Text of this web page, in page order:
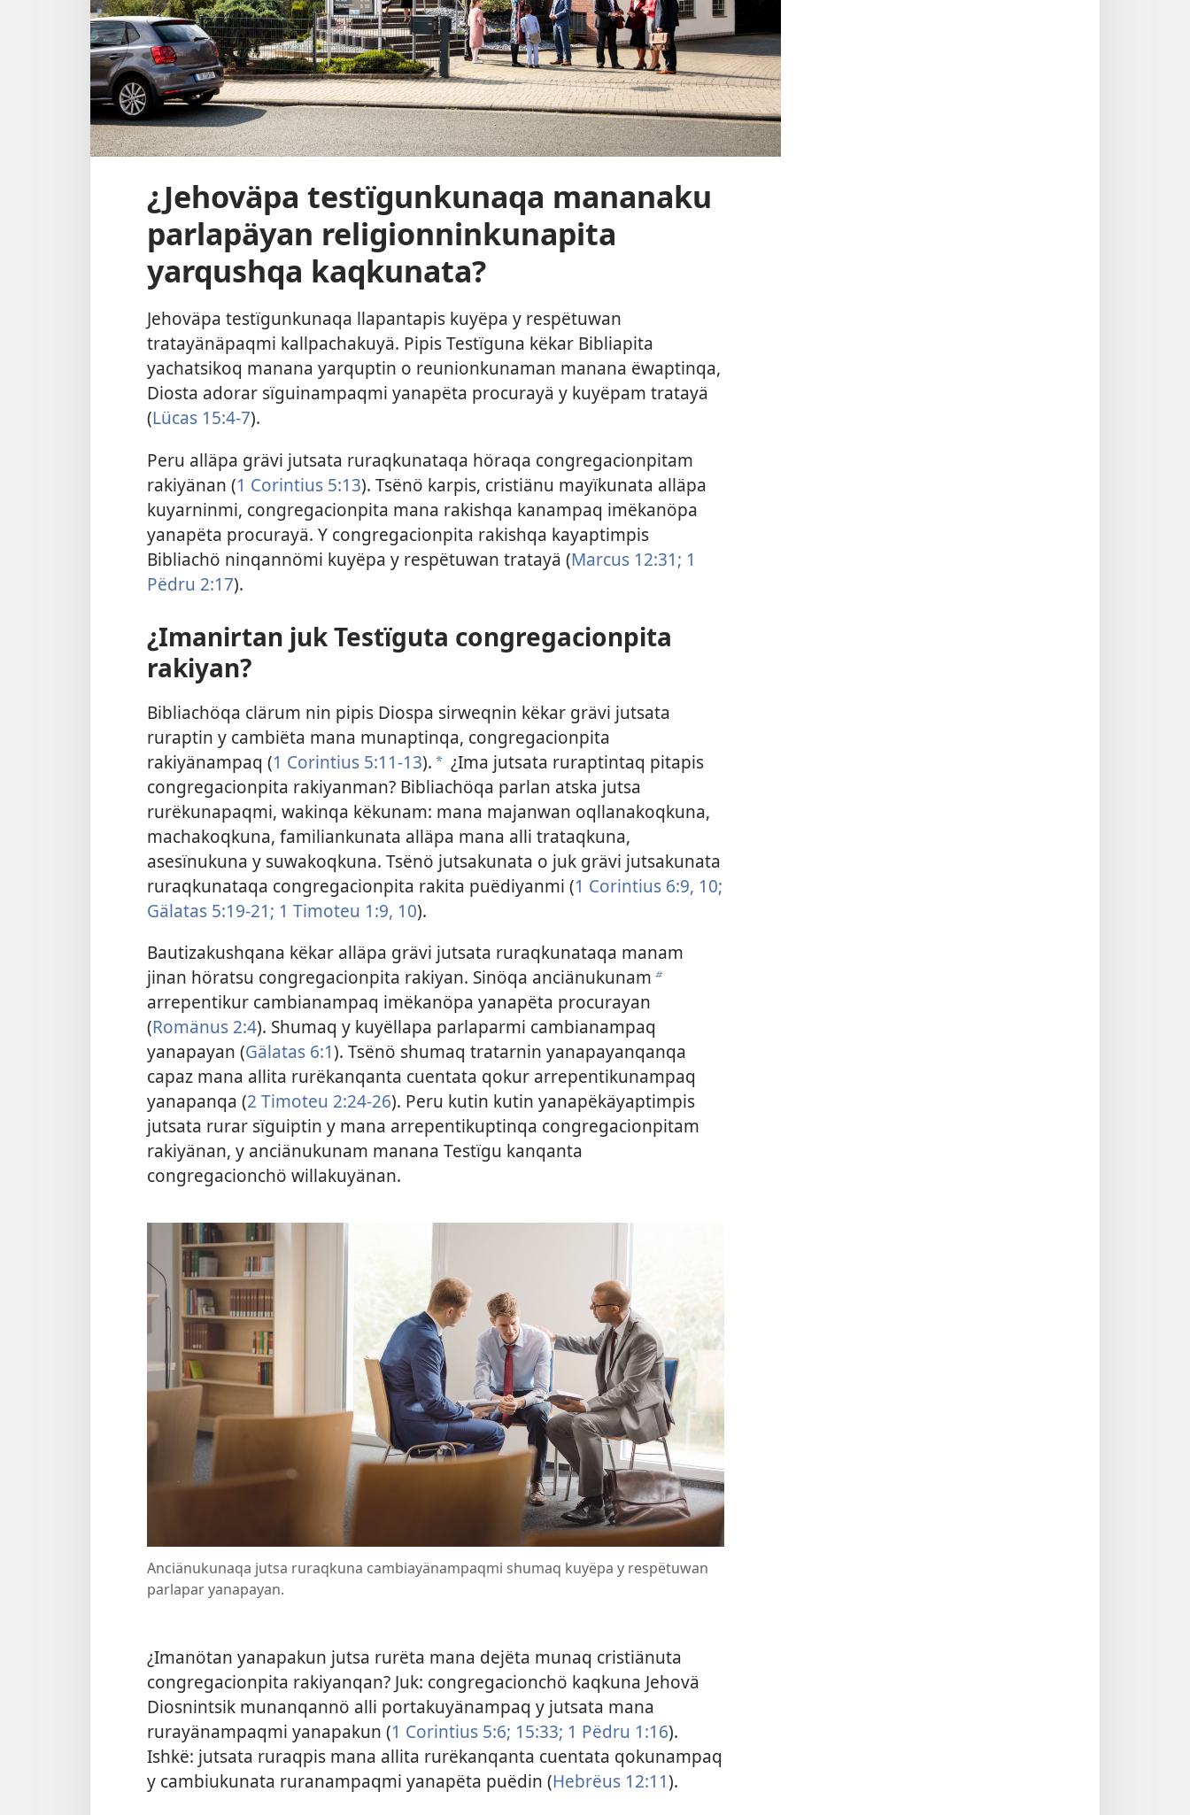
¿Jehoväpa testïgunkunaqa mananaku
parlapäyan religionninkunapita
yarqushqa kaqkunata?
Jehoväpa testïgunkunaqa llapantapis kuyëpa y respëtuwan
tratayänäpaqmi kallpachakuyä. Pipis Testïguna këkar Bibliapita
yachatsikoq manana yarquptin o reunionkunaman manana ëwaptinqa,
Diosta adorar sïguinampaqmi yanapëta procurayä y kuyëpam tratayä
(Lücas 15:4-7).
Peru alläpa grävi jutsata ruraqkunataqa höraqa congregacionpitam
rakiyänan (1 Corintius 5:13). Tsënö karpis, cristiänu mayïkunata alläpa
kuyarninmi, congregacionpita mana rakishqa kanampaq imëkanöpa
yanapëta procurayä. Y congregacionpita rakishqa kayaptimpis
Bibliachö ninqannömi kuyëpa y respëtuwan tratayä (Marcus 12:31; 1
Pëdru 2:17).
¿Imanirtan juk Testïguta congregacionpita
rakiyan?
Bibliachöqa clärum nin pipis Diospa sirweqnin këkar grävi jutsata
ruraptin y cambiëta mana munaptinqa, congregacionpita
rakiyänampaq (1 Corintius 5:11-13). a ¿Ima jutsata ruraptintaq pitapis
congregacionpita rakiyanman? Bibliachöqa parlan atska jutsa
rurëkunapaqmi, wakinqa këkunam: mana majanwan oqllanakoqkuna,
machakoqkuna, familiankunata alläpa mana alli trataqkuna,
asesïnukuna y suwakoqkuna. Tsënö jutsakunata o juk grävi jutsakunata
ruraqkunataqa congregacionpita rakita puëdiyanmi (1 Corintius 6:9, 10;
Gälatas 5:19-21; 1 Timoteu 1:9, 10).
Bautizakushqana këkar alläpa grävi jutsata ruraqkunataqa manam
jinan höratsu congregacionpita rakiyan. Sinöqa anciänukunam b
arrepentikur cambianampaq imëkanöpa yanapëta procurayan
(Romänus 2:4). Shumaq y kuyëllapa parlaparmi cambianampaq
yanapayan (Gälatas 6:1). Tsënö shumaq tratarnin yanapayanqanqa
capaz mana allita rurëkanqanta cuentata qokur arrepentikunampaq
yanapanqa (2 Timoteu 2:24-26). Peru kutin kutin yanapëkäyaptimpis
jutsata rurar sïguiptin y mana arrepentikuptinqa congregacionpitam
rakiyänan, y anciänukunam manana Testïgu kanqanta
congregacionchö willakuyänan.
Anciänukunaqa jutsa ruraqkuna cambiayänampaqmi shumaq kuyëpa y respëtuwan
parlapar yanapayan.
¿Imanötan yanapakun jutsa rurëta mana dejëta munaq cristiänuta
congregacionpita rakiyanqan? Juk: congregacionchö kaqkuna Jehovä
Diosnintsik munanqannö alli portakuyänampaq y jutsata mana
rurayänampaqmi yanapakun (1 Corintius 5:6; 15:33; 1 Pëdru 1:16).
Ishkë: jutsata ruraqpis mana allita rurëkanqanta cuentata qokunampaq
y cambiukunata ruranampaqmi yanapëta puëdin (Hebrëus 12:11).